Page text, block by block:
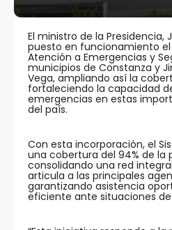
El ministro de la Presidencia,
puesto en funcionamiento el
Atención a Emergencias y
municipios de Constanza y
Vega, ampliando así la
fortaleciendo la capacidad
emergencias en estas
del país.
Con esta incorporación, el
una cobertura del 94% de la
consolidando una red
articula a las principales
garantizando asistencia
eficiente ante situaciones